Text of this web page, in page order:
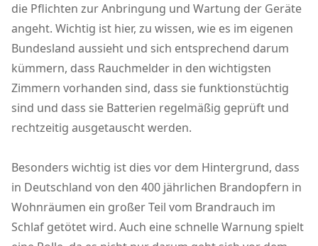
die Pflichten zur Anbringung und Wartung der Geräte
angeht. Wichtig ist hier, zu wissen, wie es im eigenen
Bundesland aussieht und sich entsprechend darum
kümmern, dass Rauchmelder in den wichtigsten
Zimmern vorhanden sind, dass sie funktionstüchtig
sind und dass sie Batterien regelmäßig geprüft und
rechtzeitig ausgetauscht werden.
Besonders wichtig ist dies vor dem Hintergrund, dass
in Deutschland von den 400 jährlichen Brandopfern in
Wohnräumen ein großer Teil vom Brandrauch im
Schlaf getötet wird. Auch eine schnelle Warnung spielt